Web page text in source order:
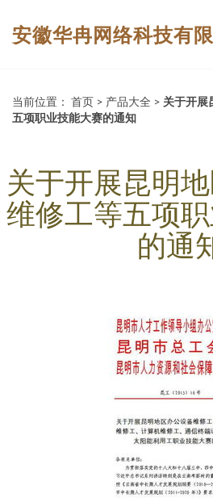
安徽华冉网络科技有
当前位置： 首页 > 产品大全 > 关于开展
五项职业技能大赛的通知
关于开展昆明
维修工等五项
的通